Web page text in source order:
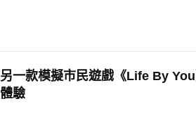
另一款模擬市民遊戲《Life By
體驗